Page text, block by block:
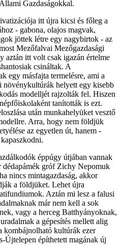
Gazdaságokkal.
itt újra kicsi és főleg a
- gabona, olajos magvak,
jöttek létre egy nagybirtok - az
Mezőfalvai Mezőgazdasági
aztán itt volt csak igazán értelme
csináltak. A
egy másfajta termelésre, ami a
növénykultúrák helyett egy kisebb
modelljét rajzolták fel. Hiszen
tanították is ezt.
után munkahelyüket vesztő
Arra, hogy nem földjük
az egyetlen út, hanem -
éppúgy útjában vannak
gróf Zichy Nepomuk
nincs mintagazdaság, akkor
a földjüket. Lehet újra
Aztán mi lesz a falusi
már nem kell a sok
vagy a herceg Batthyányoknak,
a gépesítés mellett alig
kombájnolható kultúrák ezer
Újtelepen építhetett magának új